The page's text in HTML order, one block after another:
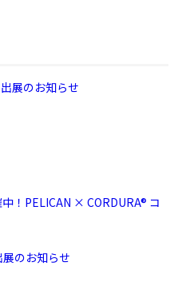
展のお知らせ
！PELICAN × CORDURA® コ
のお知らせ